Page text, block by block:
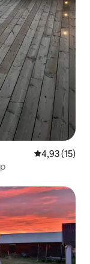
Середня
4,93 (15)